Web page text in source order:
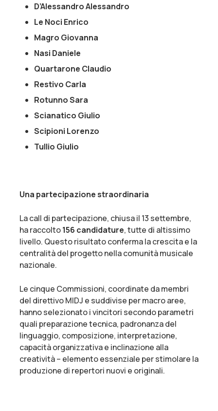
D’Alessandro Alessandro
Le Noci Enrico
Magro Giovanna
Nasi Daniele
Quartarone Claudio
Restivo Carla
Rotunno Sara
Scianatico Giulio
Scipioni Lorenzo
Tullio Giulio
Una partecipazione straordinaria
La call di partecipazione, chiusa il 13 settembre,
ha raccolto156 candidature, tutte di altissimo
livello. Questo risultato conferma la crescita e la
centralità del progetto nella comunità musicale
nazionale.
Le cinque Commissioni, coordinate da membri
del direttivo MIDJ e suddivise per macro aree,
hanno selezionato i vincitori secondo parametri
quali preparazione tecnica, padronanza del
linguaggio, composizione, interpretazione,
capacità organizzativa e inclinazione alla
creatività – elemento essenziale per stimolare la
produzione di repertori nuovi e originali.